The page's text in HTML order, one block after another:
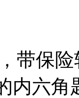
带保
内六